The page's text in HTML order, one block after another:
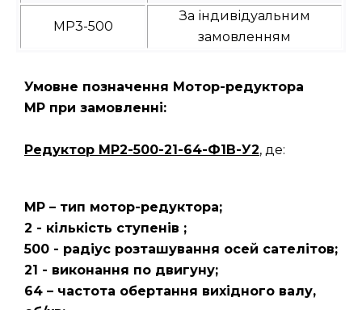
МР3-500
За індивідуальним
замовленням
Умовне позначення Мотор-редуктора
МР при замовленні:
Редуктор МР2-500-21-64-Ф1В-У2, де:
МР – тип мотор-редуктора;
2 - кількість ступенів ;
500 - радіус розташування осей сателітов;
21 - виконання по двигуну;
64 – частота обертання вихідного валу,